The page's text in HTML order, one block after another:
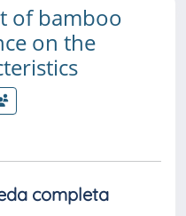
of bamboo
on the
completa